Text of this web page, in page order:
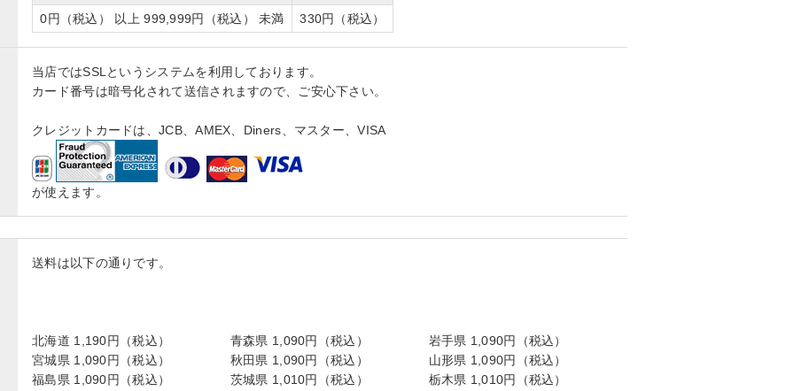
0円（税込） 以上 999,999円（税込） 未満
330円（税込）
当店ではSSLというシステムを利用しております。
カード番号は暗号化されて送信されますので、ご安心下さい。
クレジットカードは、JCB、AMEX、Diners、マスター、VISA
が使えます。
送料は以下の通りです。
北海道 1,190円（税込） 青森県 1,090円（税込）
岩手県 1,090円（税込）
宮城県 1,090円（税込）
秋田県 1,090円（税込）
山形県 1,090円（税込）
福島県 1,090円（税込）
茨城県 1,010円（税込）
栃木県 1,010円（税込）